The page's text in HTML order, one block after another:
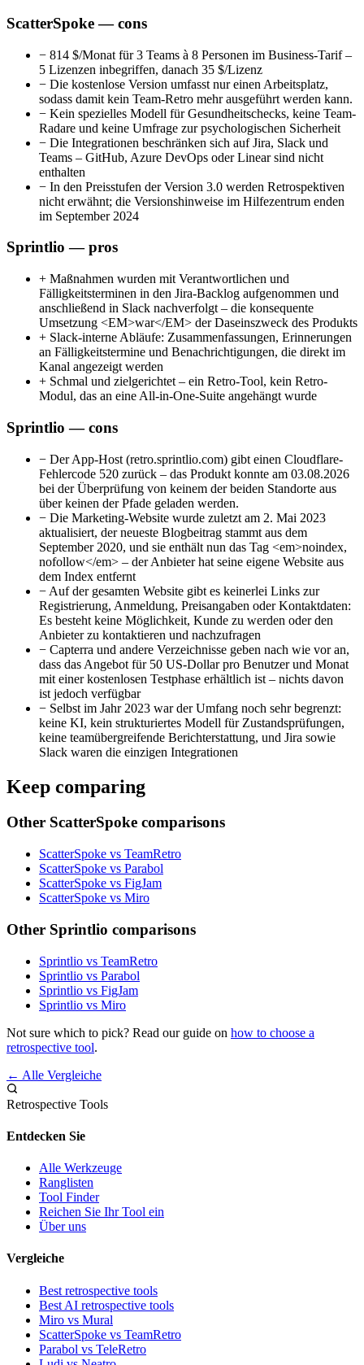
ScatterSpoke — cons
− 814 $/Monat für 3 Teams à 8 Personen im Business-Tarif –
5 Lizenzen inbegriffen, danach 35 $/Lizenz
− Die kostenlose Version umfasst nur einen Arbeitsplatz,
sodass damit kein Team-Retro mehr ausgeführt werden kann.
− Kein spezielles Modell für Gesundheitschecks, keine Team-
Radare und keine Umfrage zur psychologischen Sicherheit
− Die Integrationen beschränken sich auf Jira, Slack und
Teams – GitHub, Azure DevOps oder Linear sind nicht
enthalten
− In den Preisstufen der Version 3.0 werden Retrospektiven
nicht erwähnt; die Versionshinweise im Hilfezentrum enden
im September 2024
Sprintlio — pros
+ Maßnahmen wurden mit Verantwortlichen und
Fälligkeitsterminen in den Jira-Backlog aufgenommen und
anschließend in Slack nachverfolgt – die konsequente
Umsetzung <EM>war</EM> der Daseinszweck des Produkts
+ Slack-interne Abläufe: Zusammenfassungen, Erinnerungen
an Fälligkeitstermine und Benachrichtigungen, die direkt im
Kanal angezeigt werden
+ Schmal und zielgerichtet – ein Retro-Tool, kein Retro-
Modul, das an eine All-in-One-Suite angehängt wurde
Sprintlio — cons
− Der App-Host (retro.sprintlio.com) gibt einen Cloudflare-
Fehlercode 520 zurück – das Produkt konnte am 03.08.2026
bei der Überprüfung von keinem der beiden Standorte aus
über keinen der Pfade geladen werden.
− Die Marketing-Website wurde zuletzt am 2. Mai 2023
aktualisiert, der neueste Blogbeitrag stammt aus dem
September 2020, und sie enthält nun das Tag <em>noindex,
nofollow</em> – der Anbieter hat seine eigene Website aus
dem Index entfernt
− Auf der gesamten Website gibt es keinerlei Links zur
Registrierung, Anmeldung, Preisangaben oder Kontaktdaten:
Es besteht keine Möglichkeit, Kunde zu werden oder den
Anbieter zu kontaktieren und nachzufragen
− Capterra und andere Verzeichnisse geben nach wie vor an,
dass das Angebot für 50 US-Dollar pro Benutzer und Monat
mit einer kostenlosen Testphase erhältlich ist – nichts davon
ist jedoch verfügbar
− Selbst im Jahr 2023 war der Umfang noch sehr begrenzt:
keine KI, kein strukturiertes Modell für Zustandsprüfungen,
keine teamübergreifende Berichterstattung, und Jira sowie
Slack waren die einzigen Integrationen
Keep comparing
Other ScatterSpoke comparisons
ScatterSpoke vs TeamRetro
ScatterSpoke vs Parabol
ScatterSpoke vs FigJam
ScatterSpoke vs Miro
Other Sprintlio comparisons
Sprintlio vs TeamRetro
Sprintlio vs Parabol
Sprintlio vs FigJam
Sprintlio vs Miro
Not sure which to pick? Read our guide on how to choose a
retrospective tool.
← Alle Vergleiche
Retrospective Tools
Entdecken Sie
Alle Werkzeuge
Ranglisten
Tool Finder
Reichen Sie Ihr Tool ein
Über uns
Vergleiche
Best retrospective tools
Best AI retrospective tools
Miro vs Mural
ScatterSpoke vs TeamRetro
Parabol vs TeleRetro